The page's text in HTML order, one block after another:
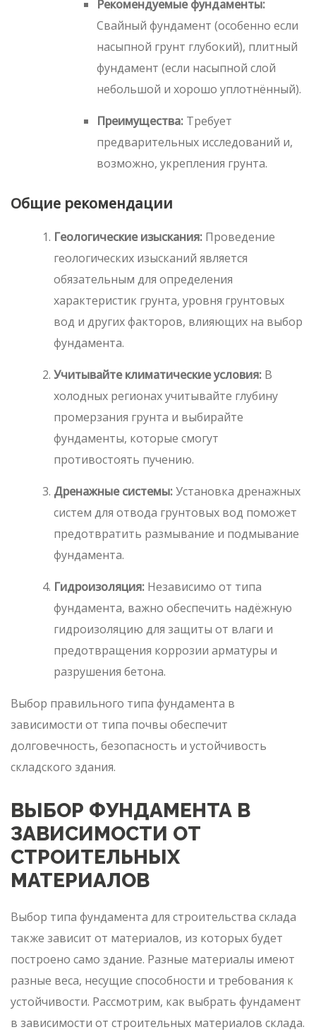
Рекомендуемые фундаменты:
Свайный фундамент (особенно если
насыпной грунт глубокий), плитный
фундамент (если насыпной слой
небольшой и хорошо уплотнённый).
Преимущества: Требует
предварительных исследований и,
возможно, укрепления грунта.
Общие рекомендации
Геологические изыскания: Проведение
геологических изысканий является
обязательным для определения
характеристик грунта, уровня грунтовых
вод и других факторов, влияющих на выбор
фундамента.
Учитывайте климатические условия: В
холодных регионах учитывайте глубину
промерзания грунта и выбирайте
фундаменты, которые смогут
противостоять пучению.
Дренажные системы:Установка дренажных
систем для отвода грунтовых вод поможет
предотвратить размывание и подмывание
фундамента.
Гидроизоляция: Независимо от типа
фундамента, важно обеспечить надёжную
гидроизоляцию для защиты от влаги и
предотвращения коррозии арматуры и
разрушения бетона.
Выбор правильного типа фундамента в
зависимости от типа почвы обеспечит
долговечность, безопасность и устойчивость
складского здания.
ВЫБОР ФУНДАМЕНТА В
ЗАВИСИМОСТИ ОТ
СТРОИТЕЛЬНЫХ
МАТЕРИАЛОВ
Выбор типа фундамента для строительства склада
также зависит от материалов, из которых будет
построено само здание. Разные материалы имеют
разные веса, несущие способности и требования к
устойчивости. Рассмотрим, как выбрать фундамент
в зависимости от строительных материалов склада.